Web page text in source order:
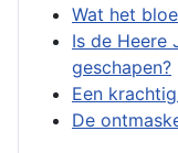
Wat het
Is de Heere
geschapen?
Een
De